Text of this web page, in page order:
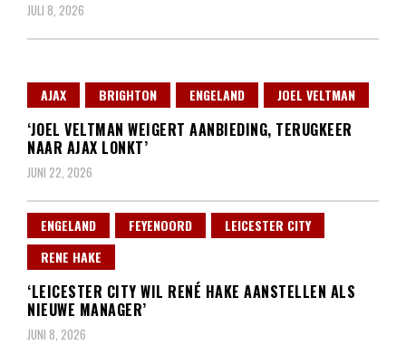
JULI 8, 2026
AJAX BRIGHTON ENGELAND JOEL VELTMAN
‘JOEL VELTMAN WEIGERT AANBIEDING, TERUGKEER
NAAR AJAX LONKT’
JUNI 22, 2026
ENGELAND FEYENOORD
LEICESTER CITY
RENE HAKE
‘LEICESTER CITY WIL RENÉ HAKE AANSTELLEN ALS
NIEUWE MANAGER’
JUNI 8, 2026